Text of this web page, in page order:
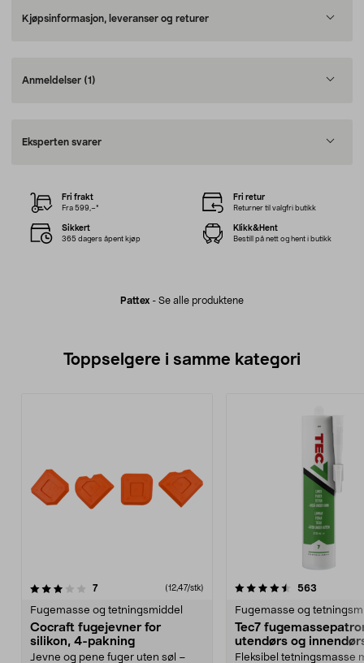
Kjøpsinformasjon, leveranser og returer
Anmeldelser (1)
Eksperten svarer
Pattex - Se alle produktene
Fri frakt
Fra 599,–*
Fri retur
Returner til valgfri butikk
Sikkert
365 dagers åpent kjøp
Klikk&Hent
Bestill på nett og hent i butikk
Toppselgere i samme kategori
7anmeldelser (12,47/stk)
Fugemasse og tetningsmiddel
Cocraft fugejevner for
silikon, 4-pakning
Jevne og pene fuger uten søl –
4.5 av 5 stjerner 563
Fugemasse og
Tec7
utendørs og
310 ml
Fleksibel tetningsmasse
4.5 av 5 stjerner